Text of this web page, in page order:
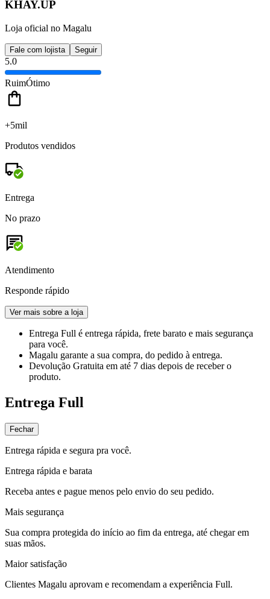
KHAY.UP
Loja oficial no Magalu
Fale com lojista Seguir
5.0
RuimÓtimo
+5mil
Produtos vendidos
Entrega
No prazo
Atendimento
Responde rápido
Ver mais sobre a loja
Entrega Full é entrega rápida, frete barato e mais segurança
para você.
Magalu garante a sua compra, do pedido à entrega.
Devolução Gratuita em até 7 dias depois de receber o
produto.
Entrega Full
Fechar
Entrega rápida e segura pra você.
Entrega rápida e barata
Receba antes e pague menos pelo envio do seu pedido.
Mais segurança
Sua compra protegida do início ao fim da entrega, até chegar em
suas mãos.
Maior satisfação
Clientes Magalu aprovam e recomendam a experiência Full.